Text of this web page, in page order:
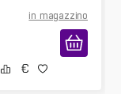
in magazzino